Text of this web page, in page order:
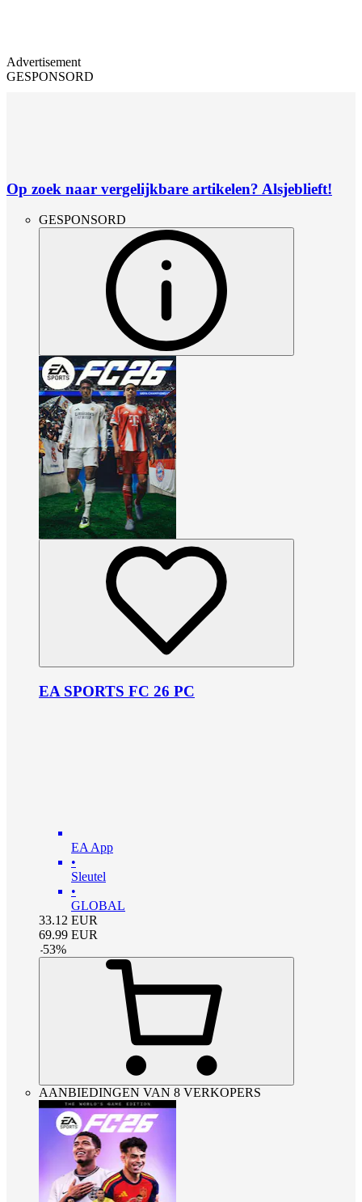
Advertisement
GESPONSORD
Op zoek naar vergelijkbare artikelen? Alsjeblieft!
GESPONSORD
EA SPORTS FC 26 PC
EA App
•
Sleutel
•
GLOBAL
33.12 EUR
69.99 EUR
-53%
AANBIEDINGEN VAN 8 VERKOPERS